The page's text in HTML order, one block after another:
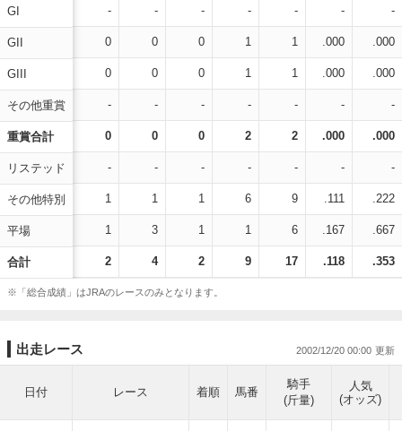
GI
GII
GIII
その他重賞
重賞合計
リステッド
その他特別
平場
合計
- - - - - - -
0 0 0 1 1 .000 .000
0 0 0 1 1 .000 .000
- - - - - - -
0 0 0 2 2 .000 .000
- - - - - - -
1 1 1 6 9 .111 .222
1 3 1 1 6 .167 .667
2 4 2 9 17 .118 .353
※「総合成績」はJRAのレースのみとなります。
出走レース 2002/12/20 00:00
日付 レース 着順 馬番
騎手
(斤量)
人気
(オッズ)